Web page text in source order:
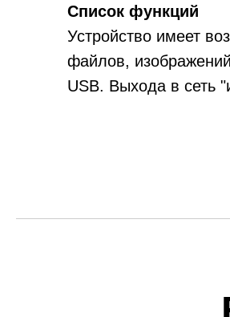
Список функций
Устройство имеет
файлов,
USB. Выхода в сеть